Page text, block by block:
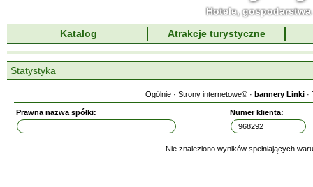
Hotele,
Katalog
Atrakcje turystyczne
Statystyka
Ogólnie · Strony internetowe© · bannery Linki ·
Prawna nazwa spółki: Numer klienta:
Nie znaleziono wyników spełniających